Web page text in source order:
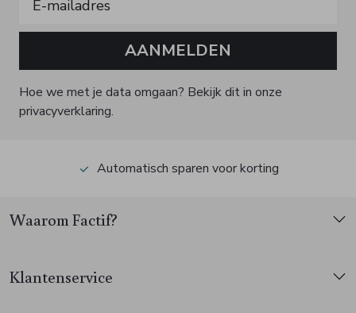
AANMELDEN
Hoe we met je data omgaan? Bekijk dit in onze
privacyverklaring.
Automatisch sparen voor korting
Waarom Factif?
Klantenservice